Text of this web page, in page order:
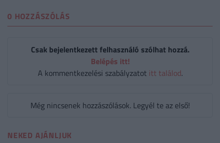
0 HOZZÁSZÓLÁS
Csak bejelentkezett felhasználó szólhat hozzá.
Belépés itt!
A kommentkezelési szabályzatot itt találod.
Még nincsenek hozzászólások. Legyél te az első!
NEKED AJÁNLJUK